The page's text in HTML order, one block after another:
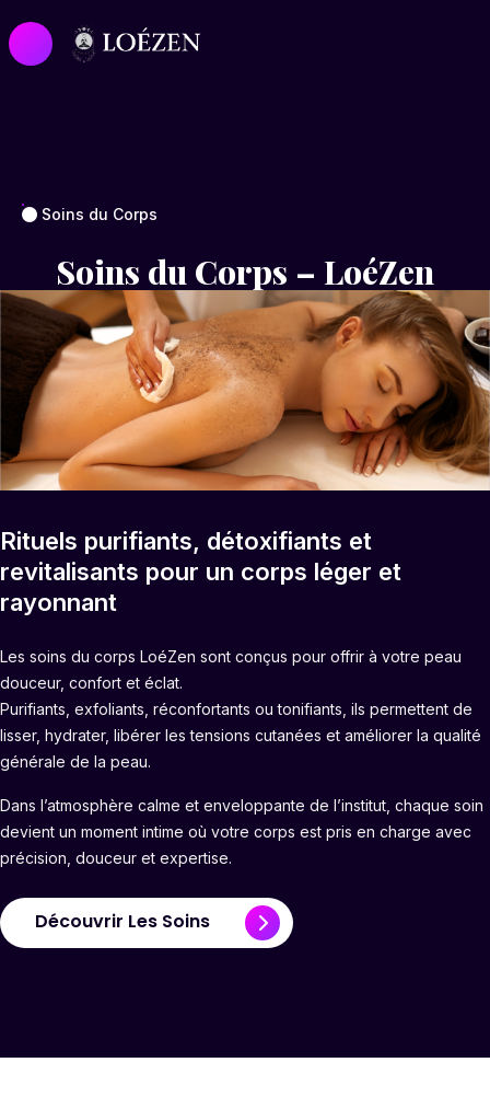
Soins du Corps
Soins du Corps – LoéZen
Rituels purifiants, détoxifiants et
revitalisants pour un corps léger et
rayonnant
Les soins du corps LoéZen sont conçus pour offrir à votre peau
douceur, confort et éclat.
Purifiants, exfoliants, réconfortants ou tonifiants, ils permettent de
lisser, hydrater, libérer les tensions cutanées et améliorer la qualité
générale de la peau.
Dans l’atmosphère calme et enveloppante de l’institut, chaque soin
devient un moment intime où votre corps est pris en charge avec
précision, douceur et expertise.
Découvrir Les Soins